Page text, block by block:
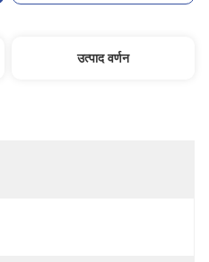
उत्पाद वर्णन